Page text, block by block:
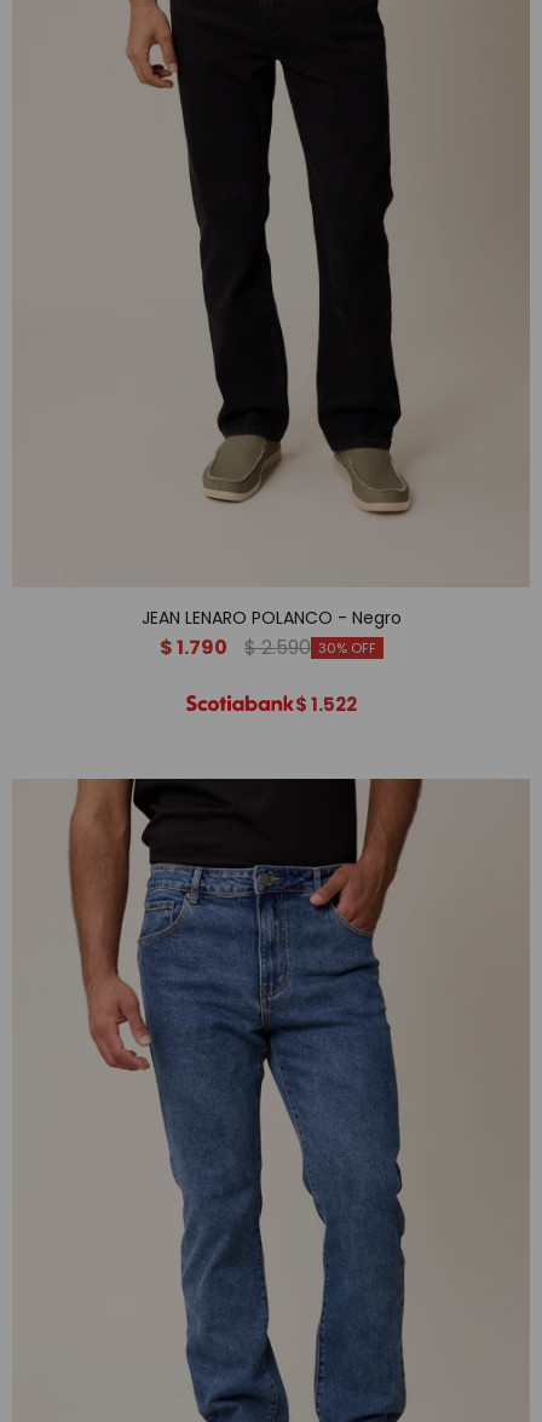
JEAN LENARO POLANCO - Negro
$1.790 $2.590 30
$1.522